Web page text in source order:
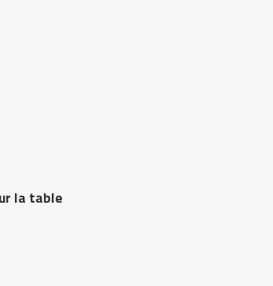
la table